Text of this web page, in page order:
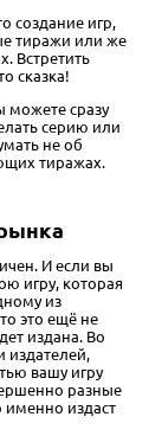
создание игр,
тиражи или же
Встретить
сказка!
можете сразу
серию или
не об
тиражах.
И если вы
игру, которая
из
это ещё не
издана. Во
издателей,
вашу игру
разные
именно издаст